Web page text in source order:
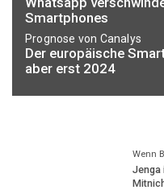
Smartphones
Prognose von Canalys
Der europäische
aber erst 2024
Wenn
Jenga